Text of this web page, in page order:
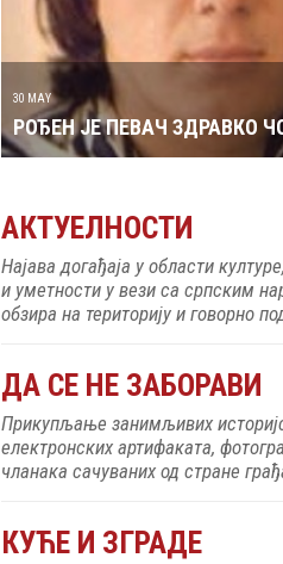
30 MAY
РОЂЕН ЈЕ ПЕВАЧ ЗДРАВКО
АКТУЕЛНОСТИ
Најава догађаја у области
и уметности у вези са српским
обзира на територију и говорно
ДА СЕ НЕ ЗАБОРАВИ
Прикупљање занимљивих
електронских артифаката,
чланака сачуваних од стране
КУЋЕ И ЗГРАДЕ